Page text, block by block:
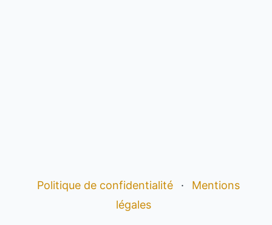
Politique de confidentialité ·
Mentions
légales